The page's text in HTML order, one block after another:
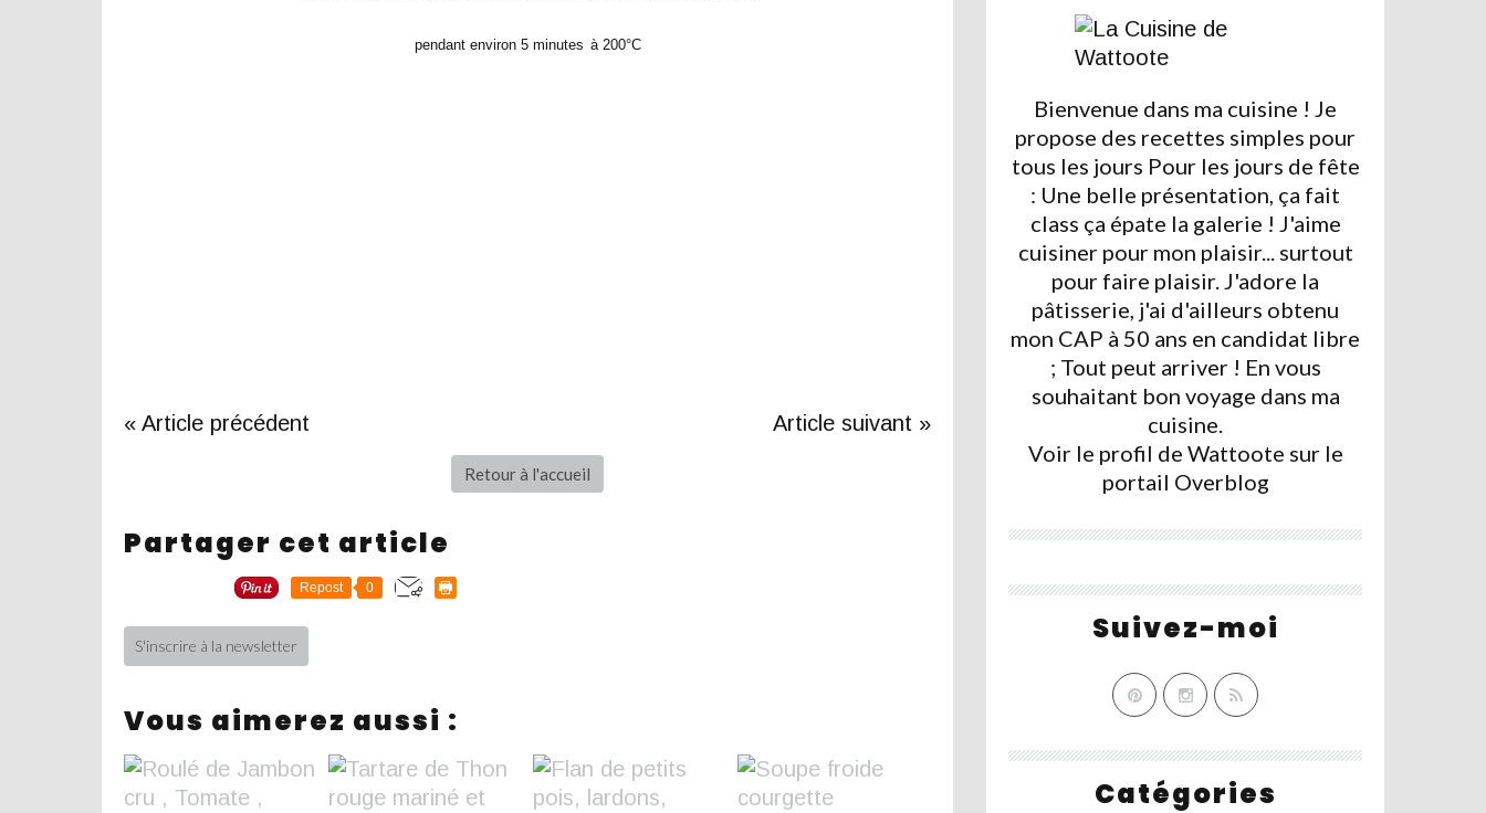
pendant environ 5 minutes à 200°C
« Article précédent Article suivant »
Retour à l'accueil
Partager cet article
Repost 0
S'inscrire à la newsletter
Vous aimerez aussi :
Catégories
Bienvenue dans ma cuisine ! Je
propose des recettes simples pour
tous les jours Pour les jours de fête
: Une belle présentation, ça fait
class ça épate la galerie ! J'aime
cuisiner pour mon plaisir... surtout
pour faire plaisir. J'adore la
pâtisserie, j'ai d'ailleurs obtenu
mon CAP à 50 ans en candidat libre
; Tout peut arriver ! En vous
souhaitant bon voyage dans ma
cuisine.
Voir le profil de Wattoote sur le
portail Overblog
Suivez-moi